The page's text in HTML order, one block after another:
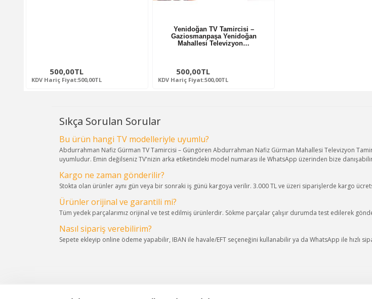
500,00TL
KDV Hariç Fiyat:500,00TL
Yenidoğan TV Tamircisi –
Gaziosmanpaşa Yenidoğan
Mahallesi Televizyon…
500,00TL
KDV Hariç Fiyat:500,00TL
Sıkça Sorulan Sorular
Bu ürün hangi TV modelleriyle uyumlu?
Abdurrahman Nafiz Gürman TV Tamircisi – Güngören Abdurrahman Nafiz Gürman Mahallesi Televizyon
uyumludur. Emin değilseniz TV'nizin arka etiketindeki model numarası ile WhatsApp üzerinden bize
Kargo ne zaman gönderilir?
Stokta olan ürünler aynı gün veya bir sonraki iş günü kargoya verilir. 3.000 TL ve üzeri siparişlerde kargo
Ürünler orijinal ve garantili mi?
Tüm yedek parçalarımız orijinal ve test edilmiş ürünlerdir. Sökme parçalar çalışır durumda test edilerek
Nasıl sipariş verebilirim?
Sepete ekleyip online ödeme yapabilir, IBAN ile havale/EFT seçeneğini kullanabilir ya da WhatsApp ile hızlı